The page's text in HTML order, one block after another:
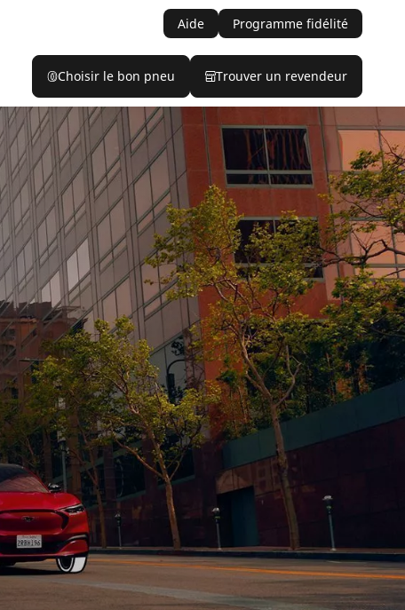
Aide Programme fidélité
Choisir le bon pneu Trouver un revendeur